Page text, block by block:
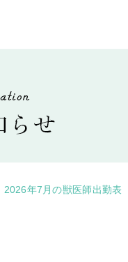
2026年7月の獣医師出勤表